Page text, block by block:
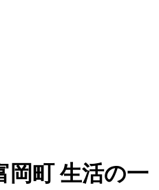
岡町 生活の一